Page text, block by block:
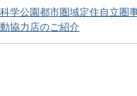
科学公園都市圏域定住自立圏
協力店のご紹介